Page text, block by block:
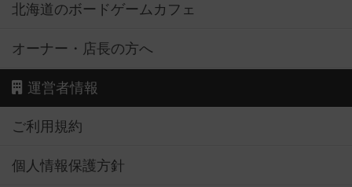
北海道のボードゲームカフェ
オーナー・店長の方へ
運営者情報
ご利用規約
個人情報保護方針